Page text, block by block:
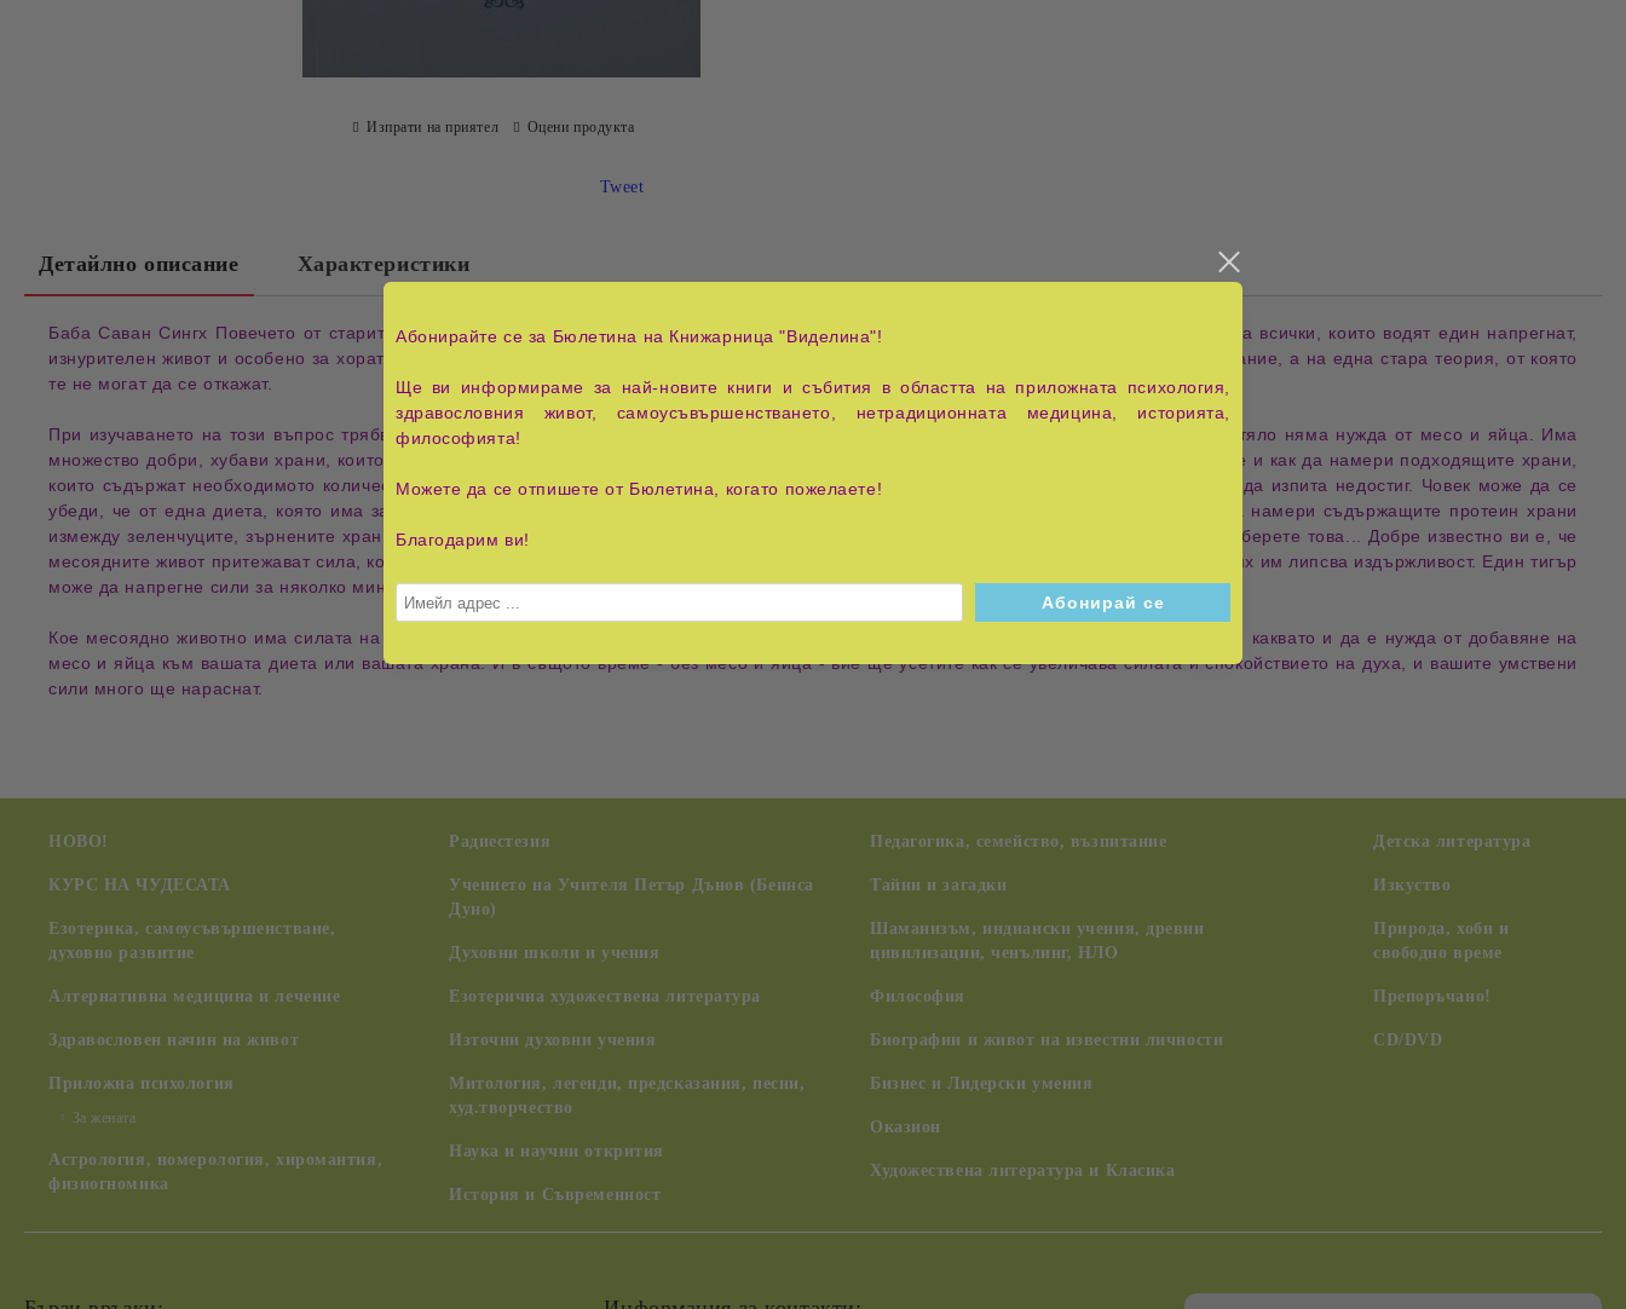
Изпрати на приятел Оцени продукта
Tweet
Детайлно описание Характеристики
Баба Саван Сингх Повечето от старите лекари се придържаха към схващането за необходимостта от месо и яйца или поне от яйца за всички, които водят един напрегнат,
изнурителен живот и особено за хората, които живеят в студен климат. Но това схващане дори не се базира на действително научно знание, а на една стара теория, от която
те не могат да се откажат.
При изучаването на този въпрос трябва да бъдат разгледани две неща: Първо, разглеждано от чисто физиологична точка, нито едно тяло няма нужда от месо и яйца. Има
множество добри, хубави храни, които съдържат достатъчно протеин. Не е нужно да се казва, че човек трябва напълно да разбере къде и как да намери подходящите храни,
които съдържат необходимото количество протеин. На това не трябва да се гледа през пръсти. Ако това се пренебрегне, човек може да изпита недостиг. Човек може да се
убеди, че от една диета, която има за основа месо и яйца, той не получава достатъчно протеин. Но ако човек разбере къде и как да намери съдържащите протеин храни
измежду зеленчуците, зърнените храни и плодовете, той никога повече не ще използва месо и яйца. Вярвам, че вие като лекар ще разберете това... Добре известно ви е, че
месоядните живот притежават сила, когато са подложени на внезапно изпитание. Това е доказано и при човека, който яде месо. Но на тях им липсва издържливост. Един тигър
може да напрегне сили за няколко минути, но не ще има издържливостта, която притежава един вол.
Кое месоядно животно има силата на един вол или на един слон? ...И така, аз съм сигурен, че след съответния опит вие не ще имате каквато и да е нужда от добавяне на
месо и яйца към вашата диета или вашата храна. И в същото време - без месо и яйца - вие ще усетите как се увеличава силата и спокойствието на духа, и вашите умствени
сили много ще нараснат.
НОВО!
КУРС НА ЧУДЕСАТА
Езотерика, самоусъвършенстване,
духовно развитие
Алтернативна медицина и лечение
Здравословен начин на живот
Приложна психология
За жената
Астрология, номерология, хиромантия,
физиогномика
Радиестезия
Учението на Учителя Петър Дънов (Беинса
Дуно)
Духовни школи и учения
Езотерична художествена литература
Източни духовни учения
Митология, легенди, предсказания, песни,
худ.творчество
Наука и научни открития
История и Съвременност
Педагогика, семейство, възпитание
Тайни и загадки
Шаманизъм, индиански учения, древни
цивилизации, ченълинг, НЛО
Философия
Биографии и живот на известни личности
Бизнес и Лидерски умения
Оказион
Художествена литература и Класика
Детска литература
Изкуство
Природа, хоби и
свободно време
Препоръчано!
CD/DVD
Абонирайте се за Бюлетина на Книжарница "Виделина"!
Ще ви информираме за най-новите книги и събития в областта на приложната психология,
здравословния живот, самоусъвършенстването, нетрадиционната медицина, историята,
философията!
Можете да се отпишете от Бюлетина, когато пожелаете!
Благодарим ви!